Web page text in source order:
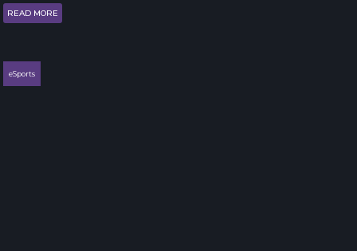
READ MORE
eSports